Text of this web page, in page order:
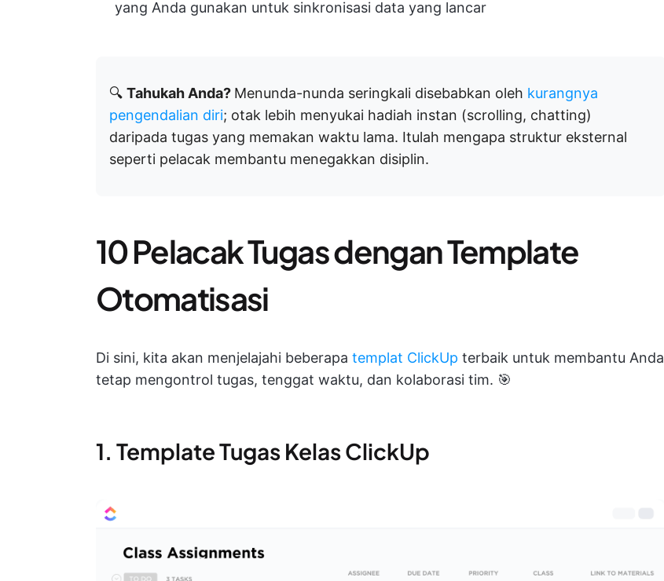
yang Anda gunakan untuk sinkronisasi data yang lancar
🔍 Tahukah Anda? Menunda-nunda seringkali disebabkan oleh kurangnya
pengendalian diri; otak lebih menyukai hadiah instan (scrolling, chatting)
daripada tugas yang memakan waktu lama. Itulah mengapa struktur eksternal
seperti pelacak membantu menegakkan disiplin.
10 Pelacak Tugas dengan Template
Otomatisasi
Di sini, kita akan menjelajahi beberapa templat ClickUp terbaik untuk membantu Anda
tetap mengontrol tugas, tenggat waktu, dan kolaborasi tim. 🎯
1. Template Tugas Kelas ClickUp